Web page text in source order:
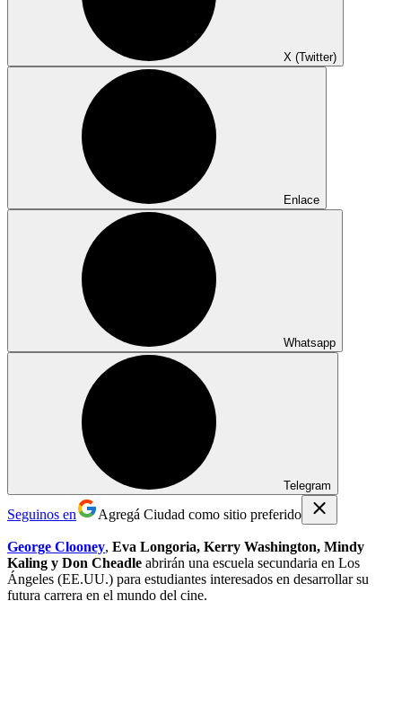
X (Twitter)
Enlace
Whatsapp
Telegram
Seguinos en Agregá Ciudad como sitio preferido
George Clooney, Eva Longoria, Kerry Washington, Mindy
Kaling y Don Cheadle abrirán una escuela secundaria en Los
Ángeles (EE.UU.) para estudiantes interesados en desarrollar su
futura carrera en el mundo del cine.